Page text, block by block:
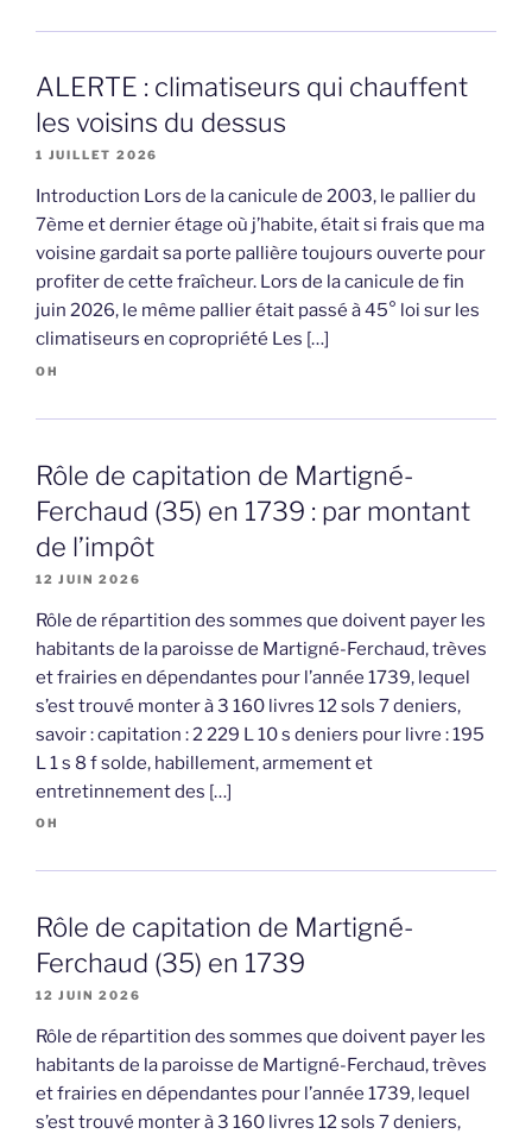
ALERTE : climatiseurs qui chauffent
les voisins du dessus
1 JUILLET 2026
Introduction Lors de la canicule de 2003, le pallier du
7ème et dernier étage où j’habite, était si frais que ma
voisine gardait sa porte pallière toujours ouverte pour
profiter de cette fraîcheur. Lors de la canicule de fin
juin 2026, le même pallier était passé à 45° loi sur les
climatiseurs en copropriété Les […]
OH
Rôle de capitation de Martigné-
Ferchaud (35) en 1739 : par montant
de l’impôt
12 JUIN 2026
Rôle de répartition des sommes que doivent payer les
habitants de la paroisse de Martigné-Ferchaud, trèves
et frairies en dépendantes pour l’année 1739, lequel
s’est trouvé monter à 3 160 livres 12 sols 7 deniers,
savoir : capitation : 2 229 L 10 s deniers pour livre : 195
L 1 s 8 f solde, habillement, armement et
entretinnement des […]
OH
Rôle de capitation de Martigné-
Ferchaud (35) en 1739
12 JUIN 2026
Rôle de répartition des sommes que doivent payer les
habitants de la paroisse de Martigné-Ferchaud, trèves
et frairies en dépendantes pour l’année 1739, lequel
s’est trouvé monter à 3 160 livres 12 sols 7 deniers,